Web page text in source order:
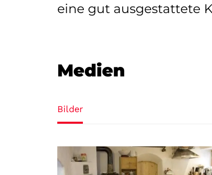
eine gut ausgestattete
Medien
Bilder